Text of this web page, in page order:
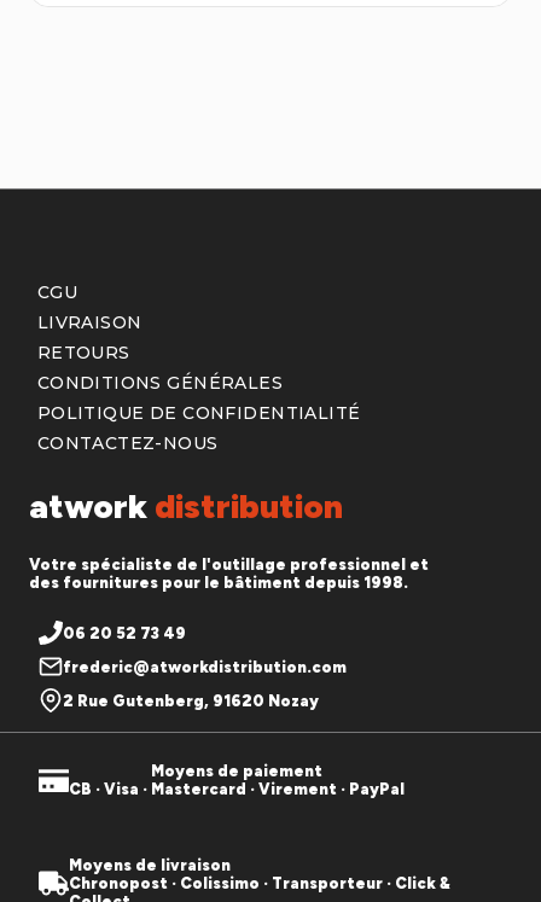
atwork distribution
Votre spécialiste de l'outillage professionnel et
des fournitures pour le bâtiment depuis 1998.
06 20 52 73 49
frederic@atworkdistribution.com
2 Rue Gutenberg, 91620 Nozay
CGU
LIVRAISON
RETOURS
CONDITIONS GÉNÉRALES
POLITIQUE DE CONFIDENTIALITÉ
CONTACTEZ-NOUS
Moyens de paiement
CB · Visa · Mastercard · Virement · PayPal
Moyens de livraison
Chronopost · Colissimo · Transporteur · Click &